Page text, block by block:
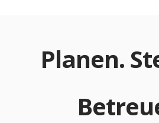
Planen.